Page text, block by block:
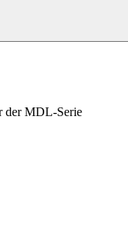
der MDL-Serie